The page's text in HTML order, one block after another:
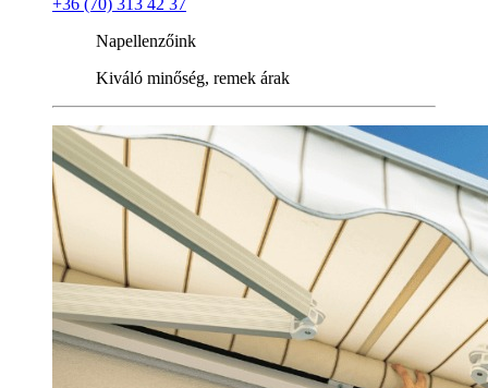
+36 (70) 313 42 37
Napellenzőink
Kiváló minőség, remek árak